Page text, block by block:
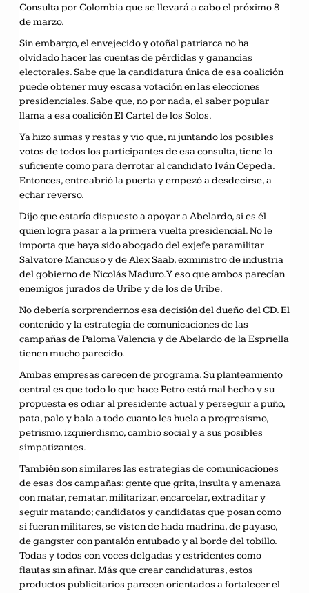
Consulta por Colombia que se llevará a cabo el próximo 8
de marzo.
Sin embargo, el envejecido y otoñal patriarca no ha
olvidado hacer las cuentas de pérdidas y ganancias
electorales. Sabe que la candidatura única de esa coalición
puede obtener muy escasa votación en las elecciones
presidenciales. Sabe que, no por nada, el saber popular
llama a esa coalición El Cartel de los Solos.
Ya hizo sumas y restas y vio que, ni juntando los posibles
votos de todos los participantes de esa consulta, tiene lo
suficiente como para derrotar al candidato Iván Cepeda.
Entonces, entreabrió la puerta y empezó a desdecirse, a
echar reverso.
Dijo que estaría dispuesto a apoyar a Abelardo, si es él
quien logra pasar a la primera vuelta presidencial. No le
importa que haya sido abogado del exjefe paramilitar
Salvatore Mancuso y de Alex Saab, exministro de industria
del gobierno de Nicolás Maduro. Y eso que ambos parecían
enemigos jurados de Uribe y de los de Uribe.
No debería sorprendernos esa decisión del dueño del CD. El
contenido y la estrategia de comunicaciones de las
campañas de Paloma Valencia y de Abelardo de la Espriella
tienen mucho parecido.
Ambas empresas carecen de programa. Su planteamiento
central es que todo lo que hace Petro está mal hecho y su
propuesta es odiar al presidente actual y perseguir a puño,
pata, palo y bala a todo cuanto les huela a progresismo,
petrismo, izquierdismo, cambio social y a sus posibles
simpatizantes.
También son similares las estrategias de comunicaciones
de esas dos campañas: gente que grita, insulta y amenaza
con matar, rematar, militarizar, encarcelar, extraditar y
seguir matando; candidatos y candidatas que posan como
si fueran militares, se visten de hada madrina, de payaso,
de gangster con pantalón entubado y al borde del tobillo.
Todas y todos con voces delgadas y estridentes como
flautas sin afinar. Más que crear candidaturas, estos
productos publicitarios parecen orientados a fortalecer el